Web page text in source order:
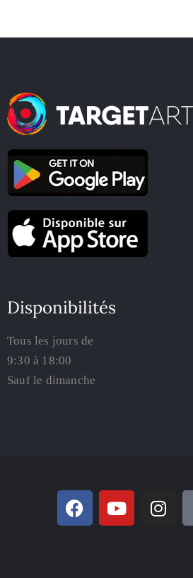
Disponibilités
Tous les jours de
9:30 à 18:00
Sauf le dimanche